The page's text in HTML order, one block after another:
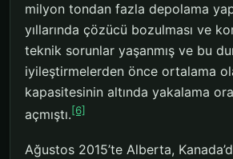
milyon tondan fazla depolama
yıllarında çözücü bozulması ve
teknik sorunlar yaşanmış ve bu
iyileştirmelerden önce ortalama
kapasitesinin altında yakalama
açmıştı.[6]
Ağustos 2015’te Alberta,